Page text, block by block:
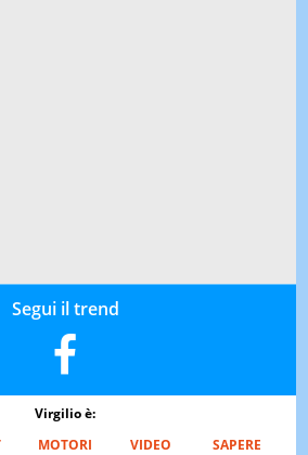
Segui il trend
Virgilio è:
MOTORI VIDEO
SAPERE